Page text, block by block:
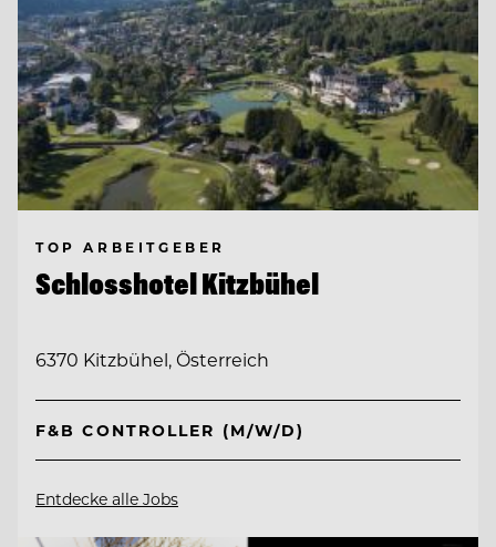
TOP ARBEITGEBER
Schlosshotel Kitzbühel
6370 Kitzbühel, Österreich
F&B CONTROLLER (M/W/D)
Entdecke alle Jobs